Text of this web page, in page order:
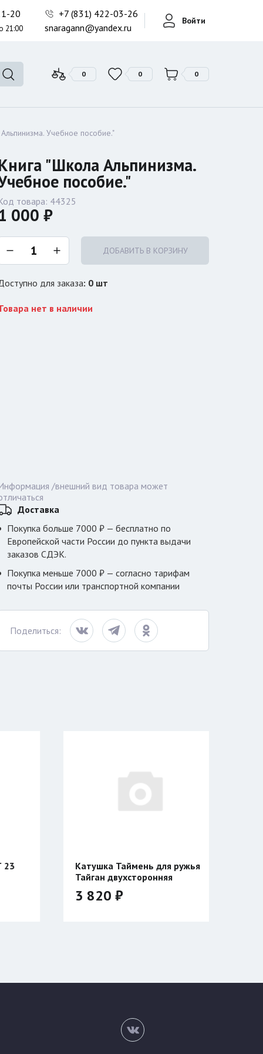
20
21:00
+7 (831) 422-03-26
snaragann@yandex.ru
Войти
0 0 0
Фонари поисковые
Фонари тактические
Учебное пособие."
"Школа Альпинизма.
пособие."
товара: 44325
000 ₽
ДОБАВИТЬ В КОРЗИНУ
для заказа: 0 шт
нет в наличии
/внешний вид товара может
Доставка
Покупка больше 7000 ₽ — бесплатно по
Европейской части России до пункта выдачи
заказов СДЭК.
Покупка меньше 7000 ₽ — согласно тарифам
почты России или транспортной компании
Поделиться:
для ружья
Катушка Таймень
УНИВЕРСАЛЬНАЯ